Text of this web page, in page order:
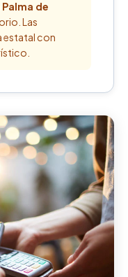
de
Las
estatal con